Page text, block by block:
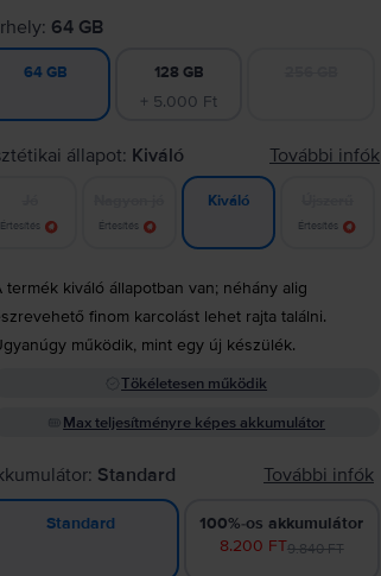
64 GB
64 GB 128 GB
+ 5.000 Ft
állapot: Kiváló További infók
Értesítés Értesítés
Kiváló
Értesítés
termék kiváló állapotban van; néhány alig
finom karcolást lehet rajta találni.
működik, mint egy új készülék.
Tökéletesen működik
Max teljesítményre képes akkumulátor
Standard További infók
Standard
100%-os akkumulátor
8.200 FT9.840 FT